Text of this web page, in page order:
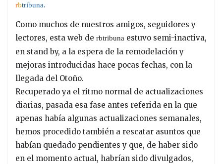
rbtribuna.
Como muchos de nuestros amigos, seguidores y
lectores, esta web de rbtribuna estuvo semi-inactiva,
en stand by, a la espera de la remodelación y
mejoras introducidas hace pocas fechas, con la
llegada del Otoño.
Recuperado ya el ritmo normal de actualizaciones
diarias, pasada esa fase antes referida en la que
apenas había algunas actualizaciones semanales,
hemos procedido también a rescatar asuntos que
habían quedado pendientes y que, de haber sido
en el momento actual, habrían sido divulgados,